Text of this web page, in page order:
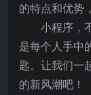
的特点和优势
小程序，
是每个人手中
匙。让我们一
的新风潮吧！